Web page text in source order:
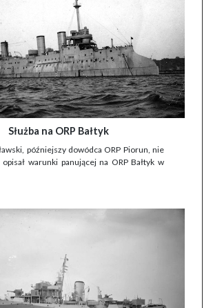
Służba na ORP Bałtyk
późniejszy dowódca ORP Piorun, nie
warunki panującej na ORP Bałtyk w